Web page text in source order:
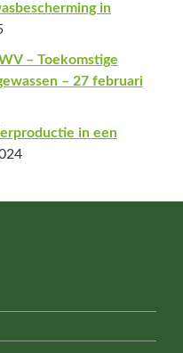
in
– Toekomstige
– 27 februari
in een